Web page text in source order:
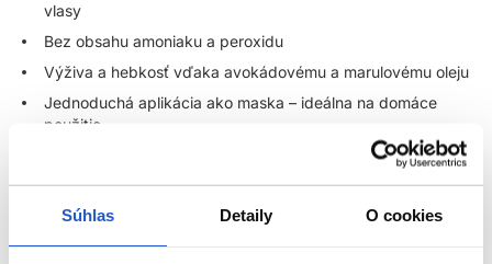
Súhlas Detaily O cookies
vlasy
Bez obsahu amoniaku a peroxidu
Výživa a hebkosť vďaka avokádovému a marulovému oleju
Jednoduchá aplikácia ako maska – ideálna na domáce
použitie
moderný a romantický vzhľad – bez trvalých záväzkov!